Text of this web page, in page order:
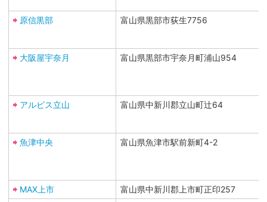
原信黒部 富山県黒部市荻生7756
大阪屋宇奈月 富山県黒部市宇奈月町浦山954
アルビス立山 富山県中新川郡立山町辻64
魚津中央 富山県魚津市駅前新町4-2
MAX上市
富山県中新川郡上市町正印257